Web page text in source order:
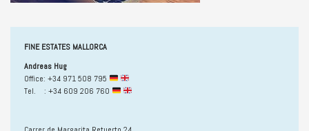
FINE ESTATES MALLORCA
Andreas Hug
Office: +34 971 508 795
Tel. : +34 609 206 760